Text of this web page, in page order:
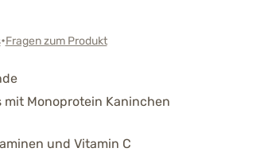
•Fragen zum Produkt
Monoprotein Kaninchen
und Vitamin C